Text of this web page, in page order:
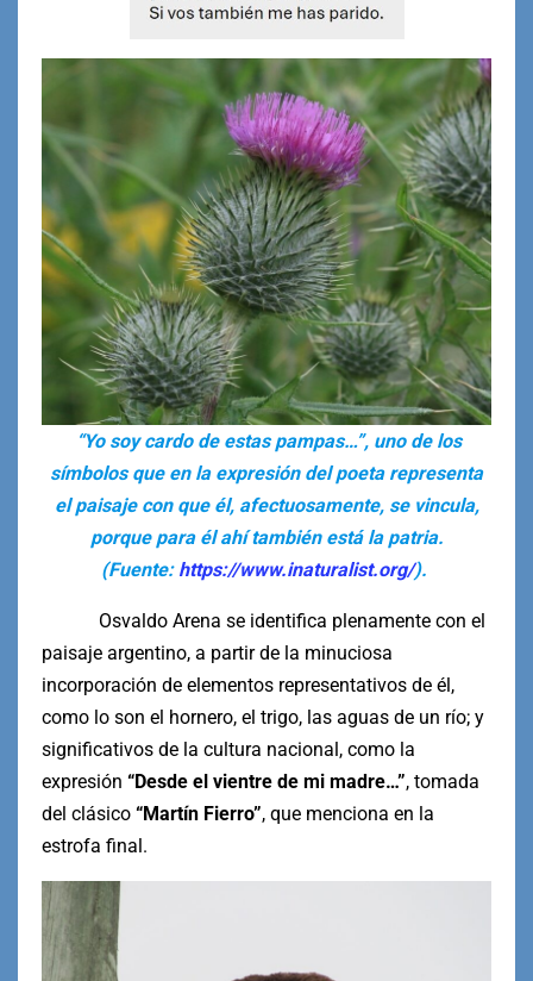
“Yo soy cardo de estas pampas…”, uno de los
símbolos que en la expresión del poeta representa
el paisaje con que él, afectuosamente, se vincula,
porque para él ahí también está la patria.
(Fuente: https://www.inaturalist.org/).
Osvaldo Arena se identifica plenamente con el
paisaje argentino, a partir de la minuciosa
incorporación de elementos representativos de él,
como lo son el hornero, el trigo, las aguas de un río; y
significativos de la cultura nacional, como la
expresión “Desde el vientre de mi madre…”, tomada
del clásico “Martín Fierro”, que menciona en la
estrofa final.